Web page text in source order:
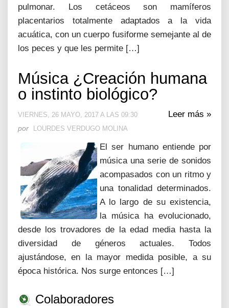
pulmonar. Los cetáceos son mamíferos
placentarios totalmente adaptados a la vida
acuática, con un cuerpo fusiforme semejante al de
los peces y que les permite […]
Música ¿Creación humana
o instinto biológico?
Leer más »
VIERNES, 26 MAYO, 2017 A LAS 09:30
por LOURDES VERDUGO MOLINA
El ser humano entiende por
música una serie de sonidos
acompasados con un ritmo y
una tonalidad determinados.
A lo largo de su existencia,
la música ha evolucionado,
desde los trovadores de la edad media hasta la
diversidad de géneros actuales. Todos
ajustándose, en la mayor medida posible, a su
época histórica. Nos surge entonces […]
Colaboradores